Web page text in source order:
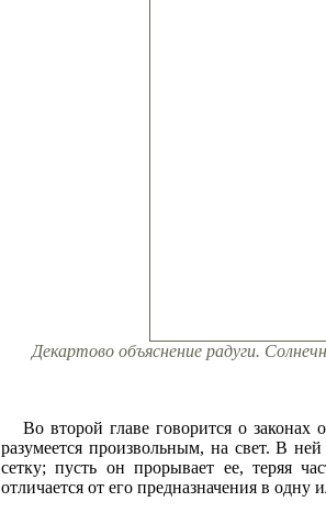
Декартово объяснение радуги.
Во второй главе говорится о
разумеется произвольным, на свет. В
сетку; пусть он прорывает ее, теряя
отличается от его предназначения в одну